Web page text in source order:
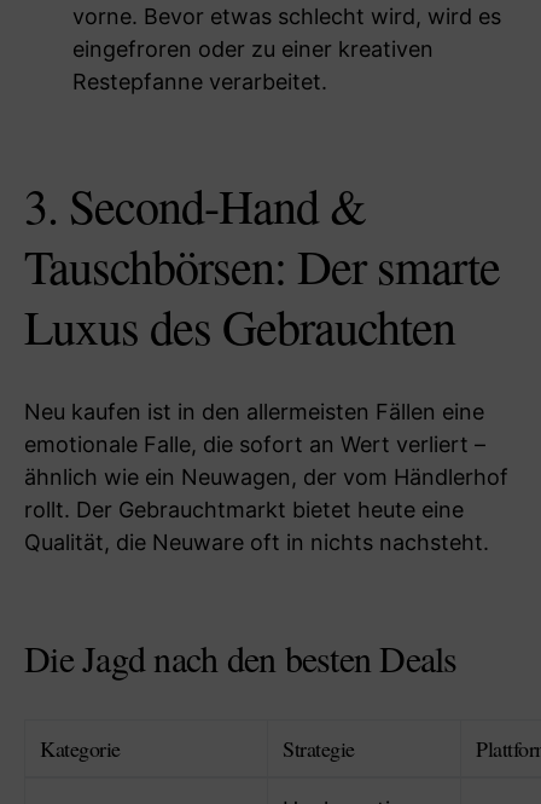
vorne. Bevor etwas schlecht wird, wird es
eingefroren oder zu einer kreativen
Restepfanne verarbeitet.
3. Second-Hand &
Tauschbörsen: Der smarte
Luxus des Gebrauchten
Neu kaufen ist in den allermeisten Fällen eine
emotionale Falle, die sofort an Wert verliert –
ähnlich wie ein Neuwagen, der vom Händlerhof
rollt. Der Gebrauchtmarkt bietet heute eine
Qualität, die Neuware oft in nichts nachsteht.
Die Jagd nach den besten Deals
Kategorie Strategie